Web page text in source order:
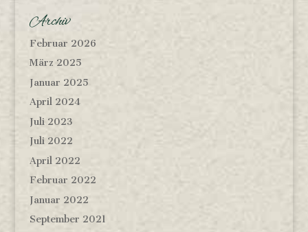
Archiv
Februar 2026
März 2025
Januar 2025
April 2024
Juli 2023
Juli 2022
April 2022
Februar 2022
Januar 2022
September 2021